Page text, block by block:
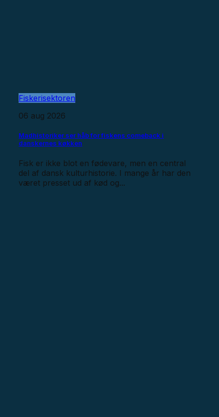
Fiskerisektoren
06 aug 2026
Madhistoriker ser håb for fiskens comeback i
danskernes køkken
Fisk er ikke blot en fødevare, men en central
del af dansk kulturhistorie. I mange år har den
været presset ud af kød og...